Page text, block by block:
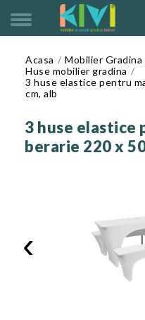
Acasa Mobilier Gradina
Huse mobilier gradina
3 huse elastice pentru
cm, alb
3 huse elastice
berarie 220 x
‹